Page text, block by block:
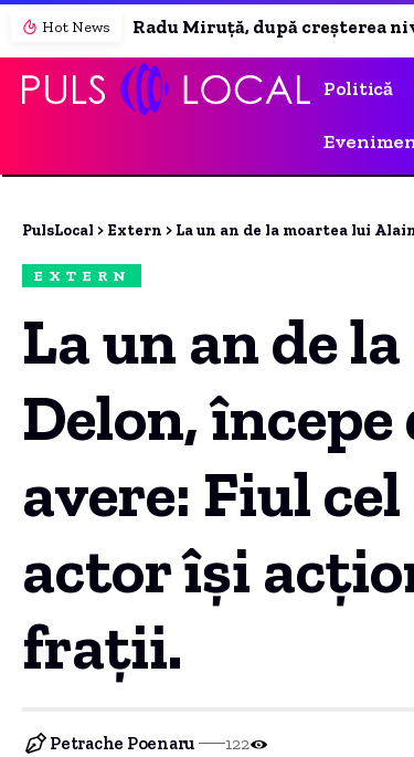
Hot News
Radu Miruță, după creșterea nivelului Dunării: Cel puțin 9 zile suplimentare pentru Unitatea 2 de la Cernavodă
Politică
PulsLocal > Extern > La un an de la moartea lui Alain
EXTERN
La un an de
Delon,
avere: Fiul
actor își
frații.
Petrache Poenaru 122